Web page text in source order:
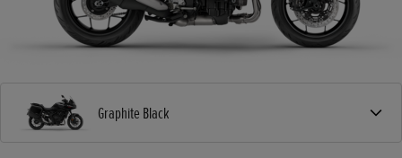
Graphite Black